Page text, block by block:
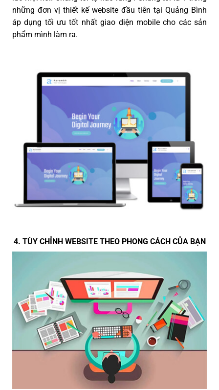
những đơn vị thiết kế website đầu tiên tại Quảng Bình
áp dụng tối ưu tốt nhất giao diện mobile cho các sản
phẩm mình làm ra.
4. TÙY CHỈNH WEBSITE THEO PHONG CÁCH CỦA BẠN